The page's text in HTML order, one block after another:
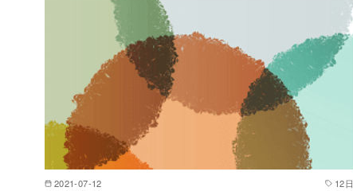
2021-07-12 12日